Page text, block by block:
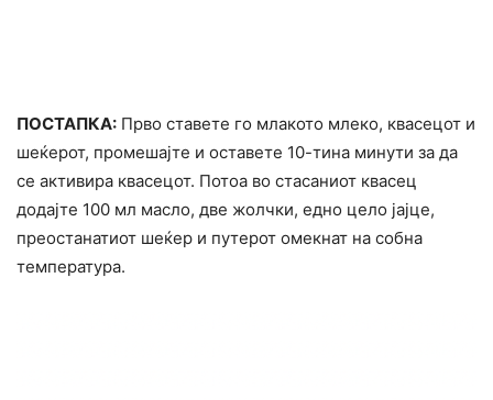
ПОСТАПКА: Прво ставете го млакото млеко, квасецот и
шеќерот, промешајте и оставете 10-тина минути за да
се активира квасецот. Потоа во стасаниот квасец
додајте 100 мл масло, две жолчки, едно цело јајце,
преостанатиот шеќер и путерот омекнат на собна
температура.